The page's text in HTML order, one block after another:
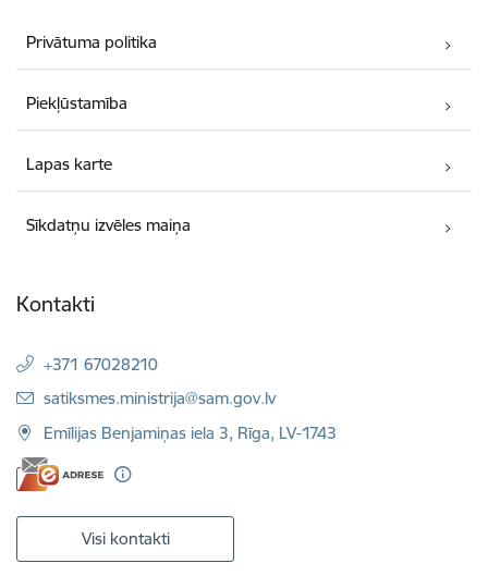
Privātuma politika
Piekļūstamība
Lapas karte
Sīkdatņu izvēles maiņa
Kontakti
+371 67028210
E-pasts:
satiksmes.ministrija@sam.gov.lv
Emīlijas Benjamiņas iela 3, Rīga, LV-1743
Visi kontakti